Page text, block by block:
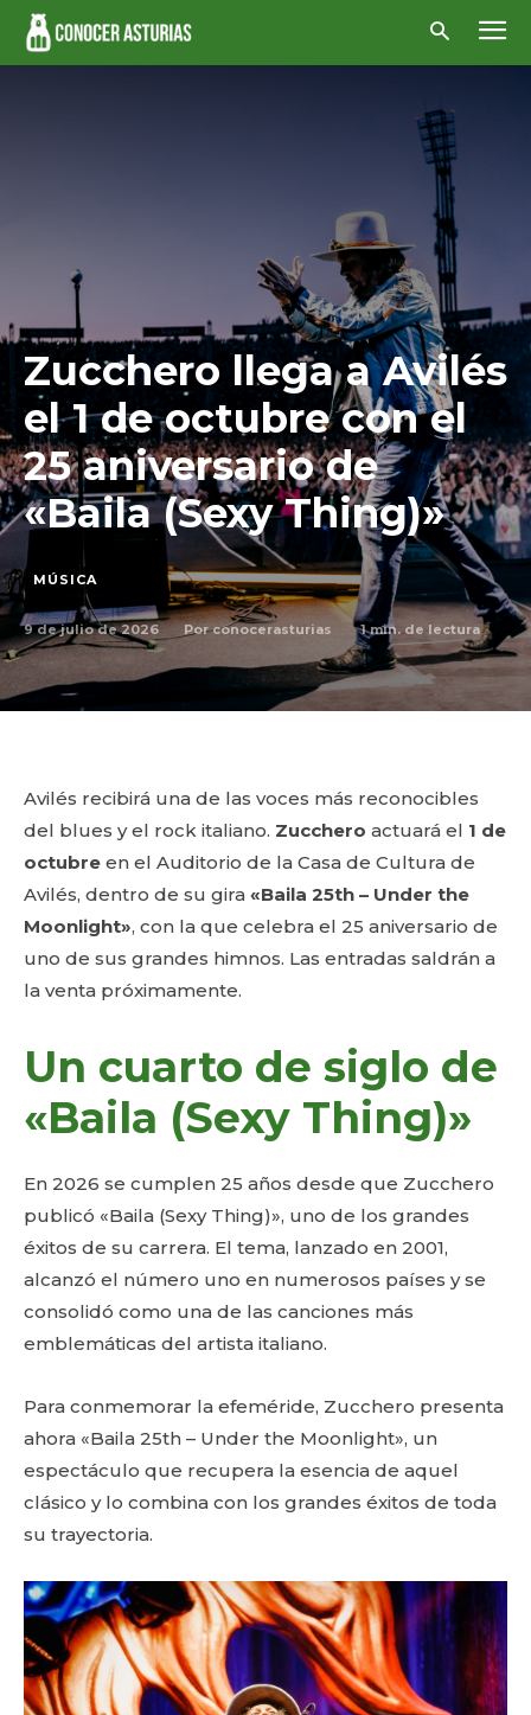
Zucchero llega a Avilés
el 1 de octubre con el
25 aniversario de
«Baila (Sexy Thing)»
MÚSICA
9 de julio de 2026 Por conocerasturias 1min. de lectura
Avilés recibirá una de las voces más reconocibles
del blues y el rock italiano. Zucchero actuará el 1 de
octubre en el Auditorio de la Casa de Cultura de
Avilés, dentro de su gira «Baila 25th – Under the
Moonlight», con la que celebra el 25 aniversario de
uno de sus grandes himnos. Las entradas saldrán a
la venta próximamente.
Un cuarto de siglo de
«Baila (Sexy Thing)»
En 2026 se cumplen 25 años desde que Zucchero
publicó «Baila (Sexy Thing)», uno de los grandes
éxitos de su carrera. El tema, lanzado en 2001,
alcanzó el número uno en numerosos países y se
consolidó como una de las canciones más
emblemáticas del artista italiano.
Para conmemorar la efeméride, Zucchero presenta
ahora «Baila 25th – Under the Moonlight», un
espectáculo que recupera la esencia de aquel
clásico y lo combina con los grandes éxitos de toda
su trayectoria.